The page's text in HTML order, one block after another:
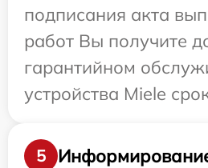
подписания акта
работ Вы получите
гарантийном
устройства Miele
5